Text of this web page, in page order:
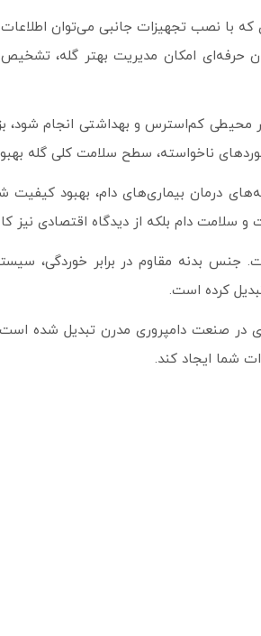
که با نصب تجهیزات جانبی می‌توان
امکان مدیریت بهتر گله، تشخیص
کم‌استرس و بهداشتی انجام شود،
ناخواسته، سطح سلامت کلی گله
درمان بیماری‌های دام، بهبود کیفیت
سلامت دام بلکه از دیدگاه اقتصادی نیز
بدنه مقاوم در برابر خوردگی،
کرده است.
در صنعت دامپروری مدرن تبدیل شده
شما ایجاد کند.